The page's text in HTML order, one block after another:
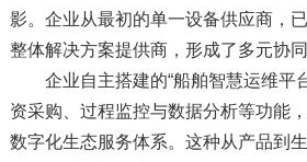
影。企业从最初的单一设备供应商，
整体解决方案提供商，形成了多元协同
企业自主搭建的“船舶智慧运维平
资采购、过程监控与数据分析等功能
数字化生态服务体系。这种从产品到